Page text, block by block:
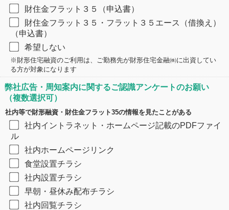
財住金フラット３５（申込書）
財住金フラット３５・フラット３５エース（借換え）
（申込書）
希望しない
​※財形住宅融資のご利用は、ご勤務先が財形住宅金融㈱に出資してい
る方が対象になります
弊社広告・周知案内に関するご認識アンケートのお願い
（複数選択可）
社内等で財形融資・財住金フラット35の情報を見たことがある
社内イントラネット・ホームページ記載のPDFファイ
ル
社内ホームページリンク
食堂設置チラシ
社内設置チラシ
早朝・昼休み配布チラシ
社内回覧チラシ